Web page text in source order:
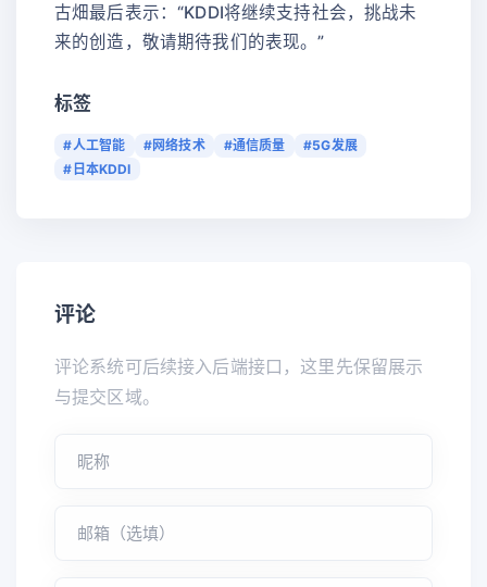
古畑最后表示：“KDDI将继续支持社会，挑战未
来的创造，敬请期待我们的表现。”
标签
#人工智能 #网络技术 #通信质量
#5G发展
#日本KDDI
评论
评论系统可后续接入后端接口，这里先保留展示
与提交区域。